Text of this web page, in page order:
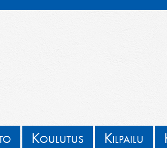
KOULUTUS KILPAILU